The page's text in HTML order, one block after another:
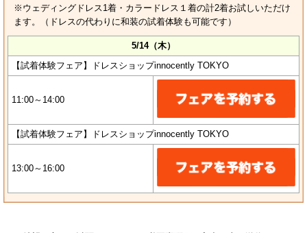
※ウェディングドレス1着・カラードレス１着の計2着お試しいただけ
ます。（ドレスの代わりに和装の試着体験も可能です）
5/14（木）
【試着体験フェア】ドレスショップinnocently TOKYO
11:00～14:00
【試着体験フェア】ドレスショップinnocently TOKYO
13:00～16:00